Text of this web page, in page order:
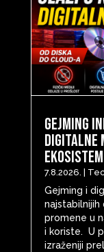
Gejming
digitalne
ekosistem
7.8.2026. |
Gejming i
najstabilnijih
promene u
i koriste. U
izraženiji